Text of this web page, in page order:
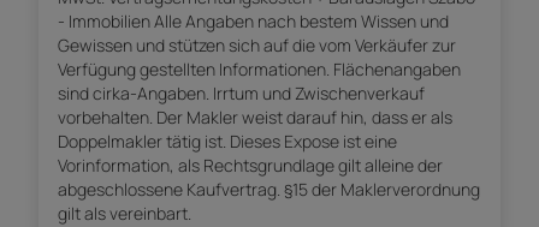
- Immobilien Alle Angaben nach bestem Wissen und
Gewissen und stützen sich auf die vom Verkäufer zur
Verfügung gestellten Informationen. Flächenangaben
sind cirka-Angaben. Irrtum und Zwischenverkauf
vorbehalten. Der Makler weist darauf hin, dass er als
Doppelmakler tätig ist. Dieses Expose ist eine
Vorinformation, als Rechtsgrundlage gilt alleine der
abgeschlossene Kaufvertrag. §15 der Maklerverordnung
gilt als vereinbart.